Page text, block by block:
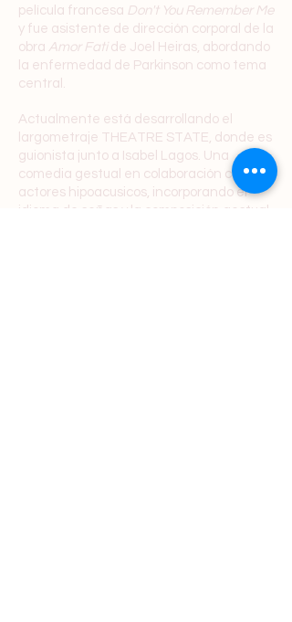
película francesa Don't You Remember Me
y fue asistente de dirección corporal de la
obra Amor Fati de Joel Heiras, abordando
la enfermedad de Parkinson como tema
central.
Actualmente está desarrollando el
largometraje THEATRE STATE, donde es
guionista junto a Isabel Lagos. Una
comedia gestual en colaboración con
actores hipoacusicos, incorporando el
idioma de señas y la composición gestual